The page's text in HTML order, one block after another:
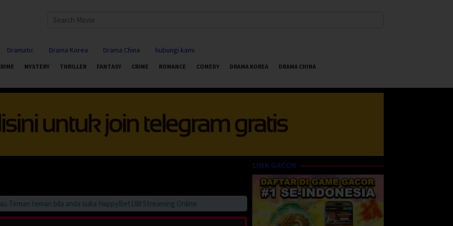
Dramatic Drama Korea Drama China hubungi kami
MYSTERY THRILLER FANTASY CRIME ROMANCE COMEDY DRAMA KOREA
DRAMA CHINA
teman bila anda suka HappyBet188 Streaming Online
LINK GACOR